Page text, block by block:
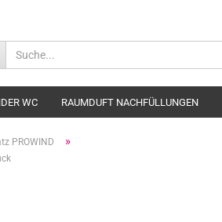
WC RAUMDUFT NACHFÜLLUNGEN
PROWIND »